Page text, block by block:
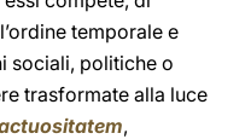
temporale e
sociali, politiche o
trasformate alla luce
,